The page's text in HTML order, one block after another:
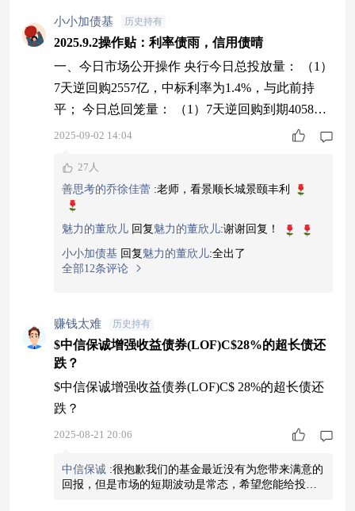
小小加债基 历史持有
2025.9.2操作贴：利率债雨，信用债晴
一、今日市场公开操作 央行今日总投放量： （1）
7天逆回购2557亿，中标利率为1.4%，与此前持
平； 今日总回笼量： （1）7天逆回购到期4058
亿； 今日净回笼量：1501亿。 二、十年期国债收
三、国债期货： 10年期国债期货连续：-0.06% 5年
期国债期货连续： -0.04% 2年期国债期货连续：-0.
02% 四、债市晴雨表 利率
2025-09-02 14:04
27人
善思考的乔徐佳蕾 :老师，看景顺长城景颐丰利
魅力的董欣儿 回复 魅力的董欣儿:谢谢回复！
小小加债基 回复 魅力的董欣儿:全出了
全部12条评论
赚钱太难 历史持有
$中信保诚增强收益债券(LOF)C$28%的超长债还
跌？
$中信保诚增强收益债券(LOF)C$ 28%的超长债还
跌？
2025-08-21 20:06
中信保诚 :很抱歉我们的基金最近没有为您带来满意的
回报，但是市场的短期波动是常态，希望您能给投研